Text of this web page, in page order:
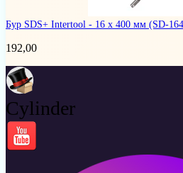
Бур SDS+ Intertool - 16 х 400 мм (SD-
192,00
Cylinder